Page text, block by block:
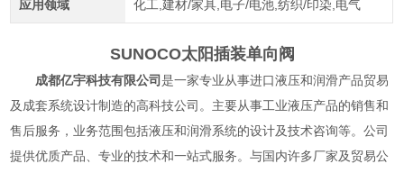
应用领域 化工,建材/家具,电子/电池,纺织/印染,电气
SUNOCO太阳插装单向阀
成都亿宇科技有限公司是一家专业从事进口液压和润滑产品贸易
及成套系统设计制造的高科技公司。主要从事工业液压产品的销售和
售后服务，业务范围包括液压和润滑系统的设计及技术咨询等。公司
提供优质产品、专业的技术和一站式服务。与国内许多厂家及贸易公